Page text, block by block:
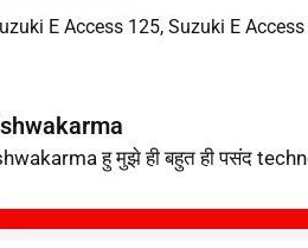
E Access 125, Suzuki E
हु मुझे ही बहुत ही पसंद